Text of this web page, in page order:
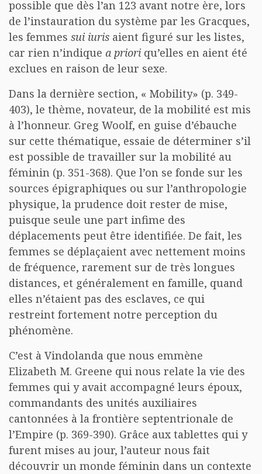
possible que dès l’an 123 avant notre ère, lors
de l’instauration du système par les Gracques,
les femmes sui iuris aient figuré sur les listes,
car rien n’indique a priori qu’elles en aient été
exclues en raison de leur sexe.
Dans la dernière section, « Mobility» (p. 349-
403), le thème, novateur, de la mobilité est mis
à l’honneur. Greg Woolf, en guise d’ébauche
sur cette thématique, essaie de déterminer s’il
est possible de travailler sur la mobilité au
féminin (p. 351-368). Que l’on se fonde sur les
sources épigraphiques ou sur l’anthropologie
physique, la prudence doit rester de mise,
puisque seule une part infime des
déplacements peut être identifiée. De fait, les
femmes se déplaçaient avec nettement moins
de fréquence, rarement sur de très longues
distances, et généralement en famille, quand
elles n’étaient pas des esclaves, ce qui
restreint fortement notre perception du
phénomène.
C’est à Vindolanda que nous emmène
Elizabeth M. Greene qui nous relate la vie des
femmes qui y avait accompagné leurs époux,
commandants des unités auxiliaires
cantonnées à la frontière septentrionale de
l’Empire (p. 369-390). Grâce aux tablettes qui y
furent mises au jour, l’auteur nous fait
découvrir un monde féminin dans un contexte